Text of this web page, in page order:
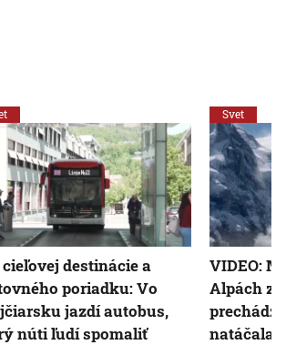
cieľovej destinácie a
poriadku: Vo
jazdí autobus,
núti ľudí spomaliť
Svet
VIDEO:
Alpách
natáčala